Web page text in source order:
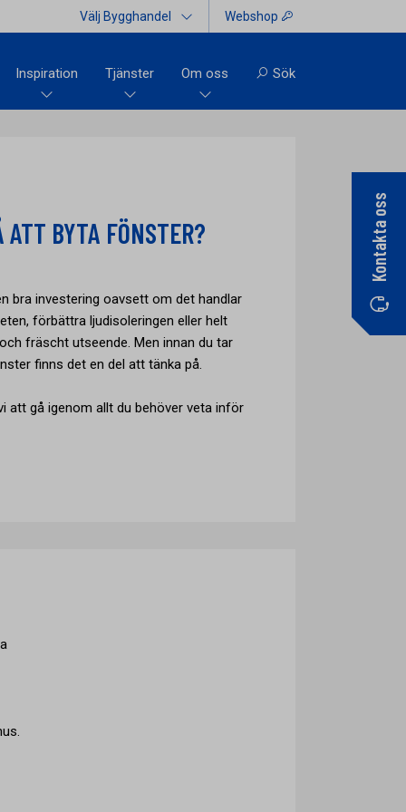
Välj Bygghandel Webshop
Inspiration Tjänster Om oss Sök
Kontakta oss
ATT BYTA FÖNSTER?
bra investering oavsett om det handlar
förbättra ljudisoleringen eller helt
fräscht utseende. Men innan du tar
finns det en del att tänka på.
att gå igenom allt du behöver veta inför